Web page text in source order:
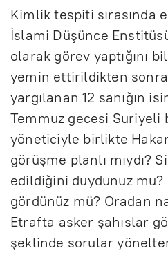
Kimlik tespiti sırasında
İslami Düşünce
olarak görev yaptığını
yemin ettirildikten sonra
yargılanan 12 sanığın
Temmuz gecesi Suriyeli
yöneticiyle birlikte Hakan
görüşme planlı mıydı?
edildiğini duydunuz
gördünüz mü? Oradan
Etrafta asker şahıslar
şeklinde sorular